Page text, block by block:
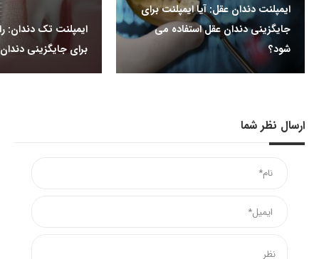
ایمپلنت دندان عقل: آیا ایمپلنت برای
جایگزینی دندان عقل استفاده می
شود؟
ایمپلنت تک دندان:
برای جایگزینی
ارسال نظر شما